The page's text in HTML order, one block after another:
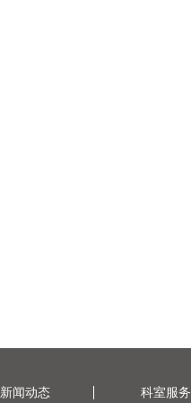
新闻动态 科室服务